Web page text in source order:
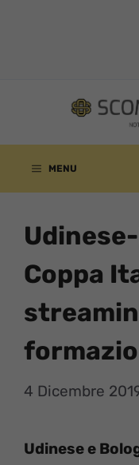
contenuto
MENU
Coppa
4 Dicembre
Udinese e